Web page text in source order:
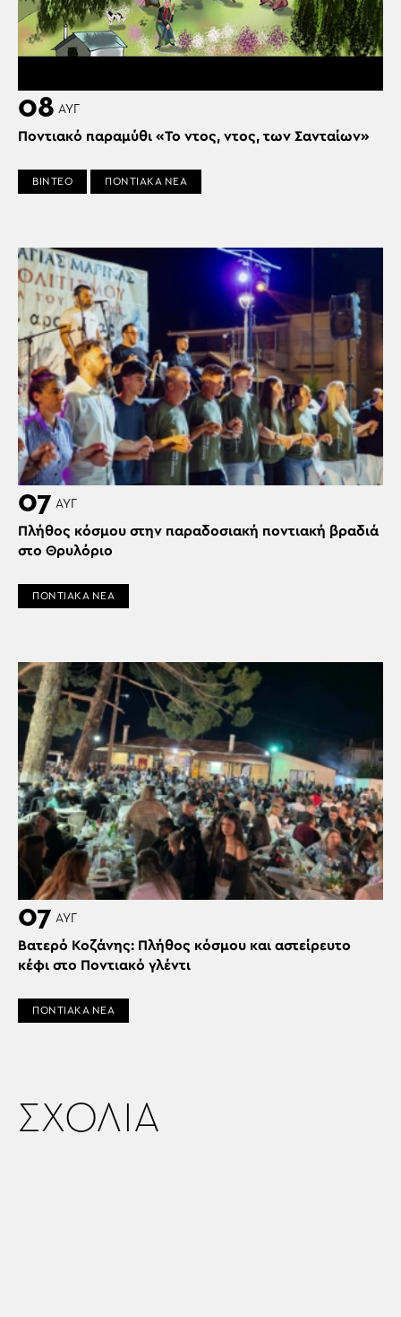
08 ΑΥΓ
Ποντιακό παραμύθι «Το ντος, ντος, των Σανταίων»
ΒΙΝΤΕΟ ΠΟΝΤΙΑΚΑ ΝΕΑ
07 ΑΥΓ
Πλήθος κόσμου στην παραδοσιακή ποντιακή βραδιά
στο Θρυλόριο
ΠΟΝΤΙΑΚΑ ΝΕΑ
07 ΑΥΓ
Βατερό Κοζάνης: Πλήθος κόσμου και αστείρευτο
κέφι στο Ποντιακό γλέντι
ΠΟΝΤΙΑΚΑ ΝΕΑ
ΣΧΟΛΙΑ